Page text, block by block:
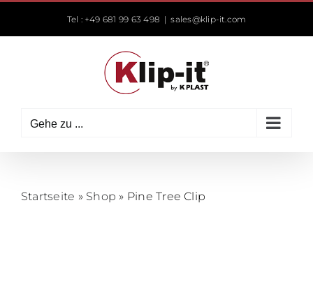
Tel : +49 681 99 63 498 | sales@klip-it.com
Gehe zu ...
Startseite » Shop » Pine Tree Clip